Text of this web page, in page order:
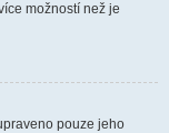
možností než je
pouze jeho